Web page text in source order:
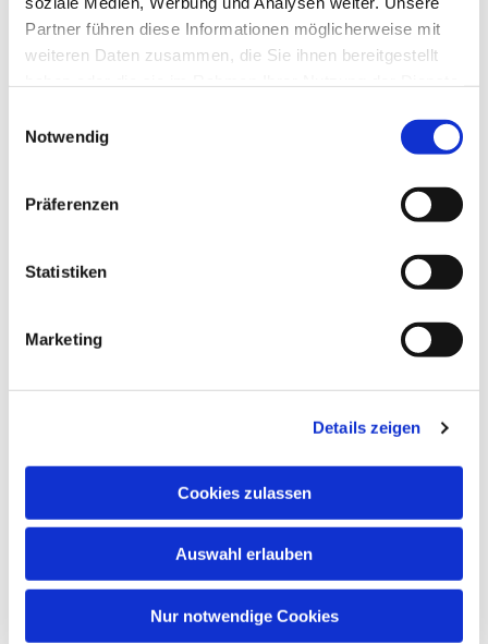
Partner führen diese Informationen möglicherweise mit
weiteren Daten zusammen, die Sie ihnen bereitgestellt
Notwendig
Präferenzen
Statistiken
Marketing
Details zeigen
Cookies zulassen
Auswahl erlauben
Nur notwendige Cookies